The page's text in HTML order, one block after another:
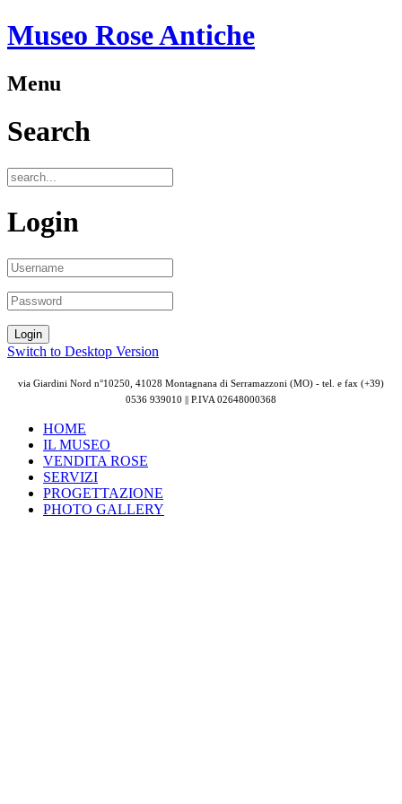
Museo Rose Antiche
Menu
Search
Login
Switch to Desktop Version
via Giardini Nord n°10250, 41028 Montagnana di Serramazzoni (MO) - tel. e fax (+39)
0536 939010 || P.IVA 02648000368
HOME
IL MUSEO
VENDITA ROSE
SERVIZI
PROGETTAZIONE
PHOTO GALLERY